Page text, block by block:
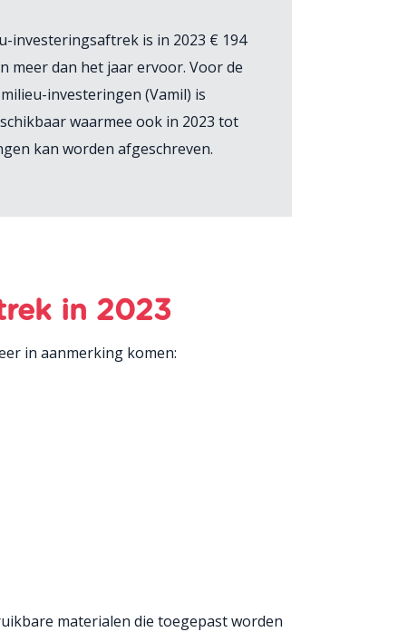
investeringsaftrek is in 2023 € 194
meer dan het jaar ervoor. Voor de
investeringen (Vamil) is
waarmee ook in 2023 tot
kan worden afgeschreven.
in 2023
in aanmerking komen:
materialen die toegepast worden